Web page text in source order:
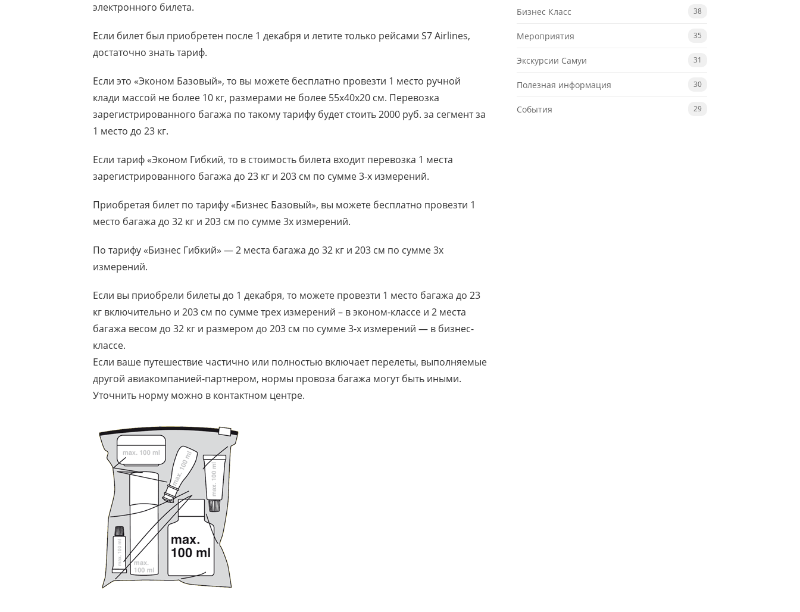
электронного билета.
Если билет был приобретен после 1 декабря и летите только рейсами S7 Airlines,
достаточно знать тариф.
Если это «Эконом Базовый», то вы можете бесплатно провезти 1 место ручной
клади массой не более 10 кг, размерами не более 55х40х20 см. Перевозка
зарегистрированного багажа по такому тарифу будет стоить 2000 руб. за сегмент за
1 место до 23 кг.
Если тариф «Эконом Гибкий, то в стоимость билета входит перевозка 1 места
зарегистрированного багажа до 23 кг и 203 см по сумме 3-х измерений.
Приобретая билет по тарифу «Бизнес Базовый», вы можете бесплатно провезти 1
место багажа до 32 кг и 203 см по сумме 3х измерений.
По тарифу «Бизнес Гибкий» — 2 места багажа до 32 кг и 203 см по сумме 3х
измерений.
Если вы приобрели билеты до 1 декабря, то можете провезти 1 место багажа до 23
кг включительно и 203 см по сумме трех измерений – в эконом-классе и 2 места
багажа весом до 32 кг и размером до 203 см по сумме 3-х измерений — в бизнес-
классе.
Если ваше путешествие частично или полностью включает перелеты, выполняемые
другой авиакомпанией-партнером, нормы провоза багажа могут быть иными.
Уточнить норму можно в контактном центре.
Бизнес Класс 38
Мероприятия 35
Экскурсии Самуи 31
Полезная информация 30
События 29